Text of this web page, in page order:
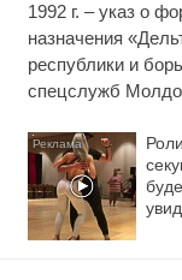
1992 г. – указ о
назначения
республики и
спецслужб